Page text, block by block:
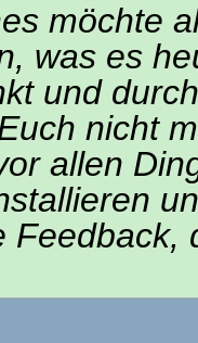
möchte
was es
und
nicht
allen
Feedback,